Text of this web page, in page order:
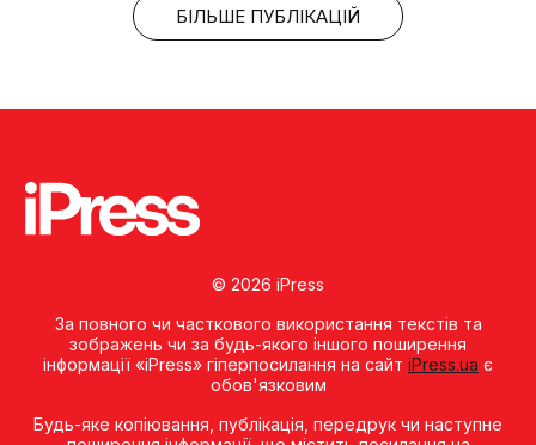
БІЛЬШЕ ПУБЛІКАЦІЙ
© 2026 iPress
За повного чи часткового використання текстів та
зображень чи за будь-якого іншого поширення
інформації «iPress» гіперпосилання на сайт iPress.ua є
обов'язковим
Будь-яке копiювання, публiкацiя, передрук чи наступне